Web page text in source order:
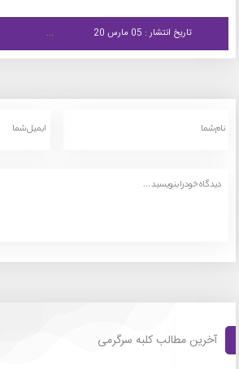
تاریخ انتشار : 05 مارس 20
آخرین مطالب کلبه سرگرمی